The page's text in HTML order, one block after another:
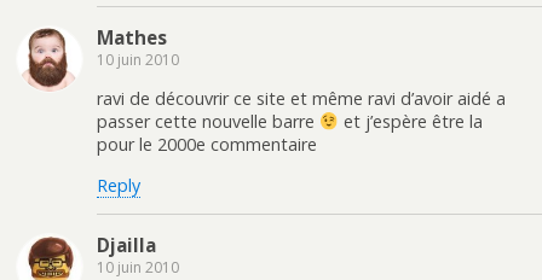
Mathes
10 juin 2010
ravi de découvrir ce site et même ravi d’avoir aidé a
passer cette nouvelle barre
et j’espère être la
pour le 2000e commentaire
Reply
Djailla
10 juin 2010